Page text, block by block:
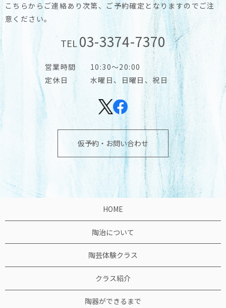
こちらからご連絡あり次第、ご予約確定となりますのでご注
意ください。
TEL03-3374-7370
営業時間
10:30～20:00
定休日
水曜日、日曜日、祝日
仮予約・お問い合わせ
HOME
陶治について
陶芸体験クラス
クラス紹介
陶器ができるまで